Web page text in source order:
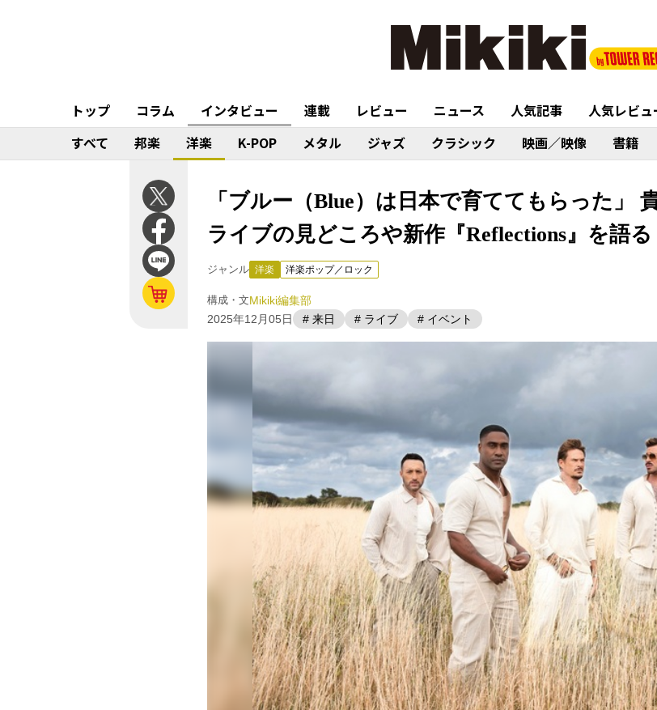
トップ コラム インタビュー 連載 レビュー ニュース 人気記事
人気レビュ
すべて
邦楽 洋楽 K-POP メタル ジャズ クラシック 映画／映像 書籍
「ブルー（Blue）は日本で育ててもらった」
ライブの見どころや新作『Reflections』を語る
ジャンル 洋楽 洋楽ポップ／ロック
構成・文Mikiki編集部
2025年12月05日
# 来日 # ライブ # イベント